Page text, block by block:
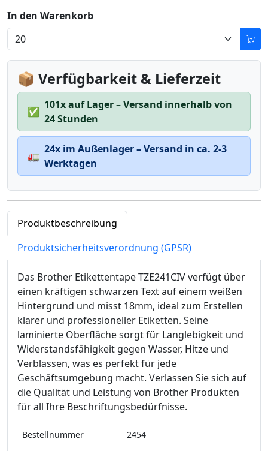
In den Warenkorb
📦 Verfügbarkeit & Lieferzeit
✅
101x auf Lager – Versand innerhalb von
24 Stunden
🚛
24x im Außenlager – Versand in ca. 2-3
Werktagen
Produktbeschreibung
Produktsicherheitsverordnung (GPSR)
Das Brother Etikettentape TZE241CIV verfügt über
einen kräftigen schwarzen Text auf einem weißen
Hintergrund und misst 18mm, ideal zum Erstellen
klarer und professioneller Etiketten. Seine
laminierte Oberfläche sorgt für Langlebigkeit und
Widerstandsfähigkeit gegen Wasser, Hitze und
Verblassen, was es perfekt für jede
Geschäftsumgebung macht. Verlassen Sie sich auf
die Qualität und Leistung von Brother Produkten
für all Ihre Beschriftungsbedürfnisse.
Bestellnummer
2454